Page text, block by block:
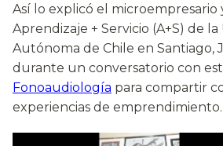
Así lo explicó el microempresario
Aprendizaje + Servicio (A+S) de la
Autónoma de Chile en Santiago,
durante un conversatorio con
Fonoaudiología para compartir
experiencias de emprendimiento.